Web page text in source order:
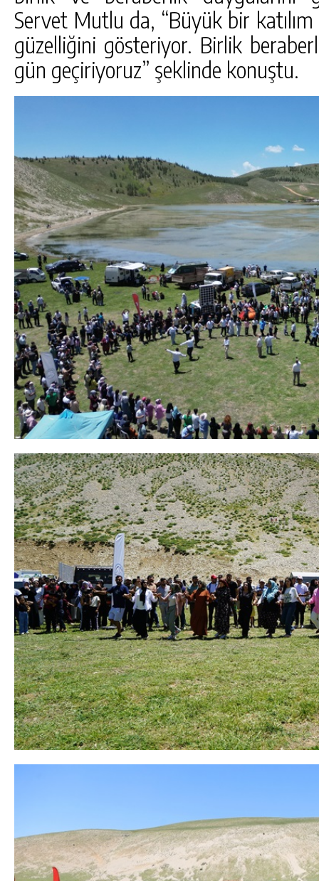
Servet Mutlu da, “Büyük bir
güzelliğini gösteriyor. Birlik
gün geçiriyoruz” şeklinde konuştu.